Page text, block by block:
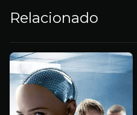
Relacionado